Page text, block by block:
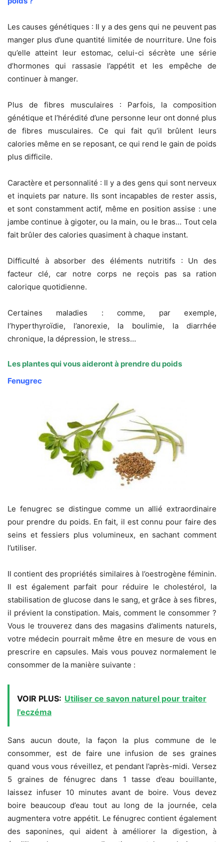
Les causes génétiques : Il y a des gens qui ne peuvent pas
manger plus d’une quantité limitée de nourriture. Une fois
qu’elle atteint leur estomac, celui-ci sécrète une série
d’hormones qui rassasie l’appétit et les empêche de
continuer à manger.
Plus de fibres musculaires : Parfois, la composition
génétique et l’hérédité d’une personne leur ont donné plus
de fibres musculaires. Ce qui fait qu’il brûlent leurs
calories même en se reposant, ce qui rend le gain de poids
plus difficile.
Caractère et personnalité : Il y a des gens qui sont nerveux
et inquiets par nature. Ils sont incapables de rester assis,
et sont constamment actif, même en position assise : une
jambe continue à gigoter, ou la main, ou le bras… Tout cela
fait brûler des calories quasiment à chaque instant.
Difficulté à absorber des éléments nutritifs : Un des
facteur clé, car notre corps ne reçois pas sa ration
calorique quotidienne.
Certaines maladies : comme, par exemple,
l’hyperthyroïdie, l’anorexie, la boulimie, la diarrhée
chronique, la dépression, le stress…
Les plantes qui vous aideront à prendre du poids
Fenugrec
Le fenugrec se distingue comme un allié extraordinaire
pour prendre du poids. En fait, il est connu pour faire des
seins et fessiers plus volumineux, en sachant comment
l’utiliser.
Il contient des propriétés similaires à l’oestrogène féminin.
Il est également parfait pour réduire le cholestérol, la
stabilisation de glucose dans le sang, et grâce à ses fibres,
il prévient la constipation. Mais, comment le consommer ?
Vous le trouverez dans des magasins d’aliments naturels,
votre médecin pourrait même être en mesure de vous en
prescrire en capsules. Mais vous pouvez normalement le
consommer de la manière suivante :
VOIR PLUS: Utiliser ce savon naturel pour traiter
l'eczéma
Sans aucun doute, la façon la plus commune de le
consommer, est de faire une infusion de ses graines
quand vous vous réveillez, et pendant l’après-midi. Versez
5 graines de fénugrec dans 1 tasse d’eau bouillante,
laissez infuser 10 minutes avant de boire. Vous devez
boire beaucoup d’eau tout au long de la journée, cela
augmentera votre appétit. Le fénugrec contient également
des saponines, qui aident à améliorer la digestion, à